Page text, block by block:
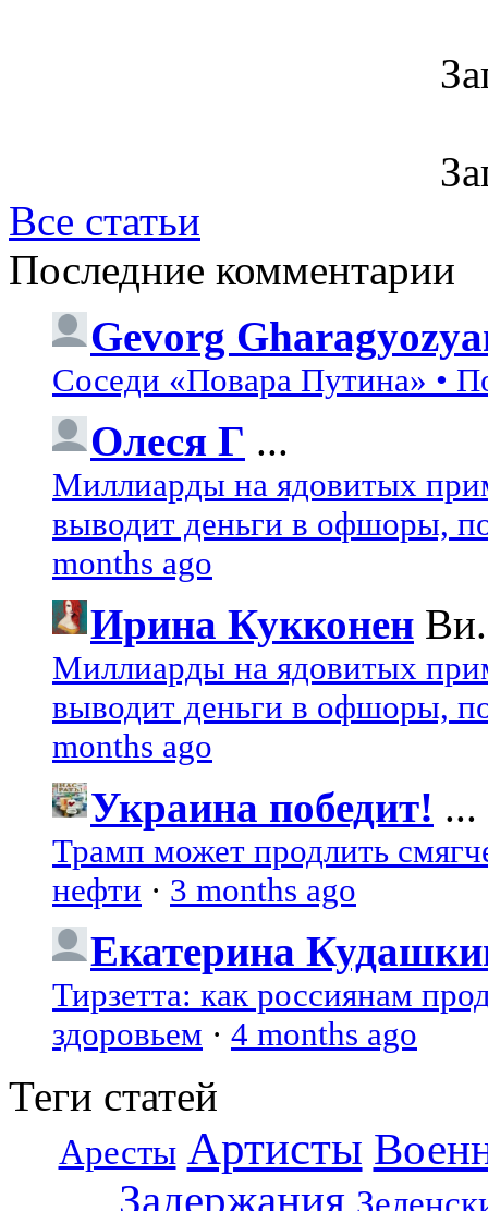
Все статьи
Последние комментарии
Gevorg
Соседи «Повара Путина» •
Олеся Г ...
Миллиарды на ядовитых
выводит деньги в офшоры,
months ago
Ирина Кукконен
Миллиарды на ядовитых
выводит деньги в офшоры,
months ago
Украина победит! ...
Трамп может продлить
нефти · 3 months ago
Екатерина
Тирзетта: как россиянам
здоровьем · 4 months ago
Теги статей
Аресты Артисты
Задержания